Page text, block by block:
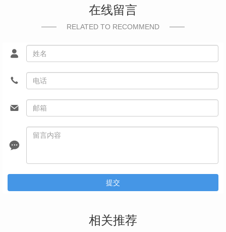
在线留言
RELATED TO RECOMMEND
提交
相关推荐